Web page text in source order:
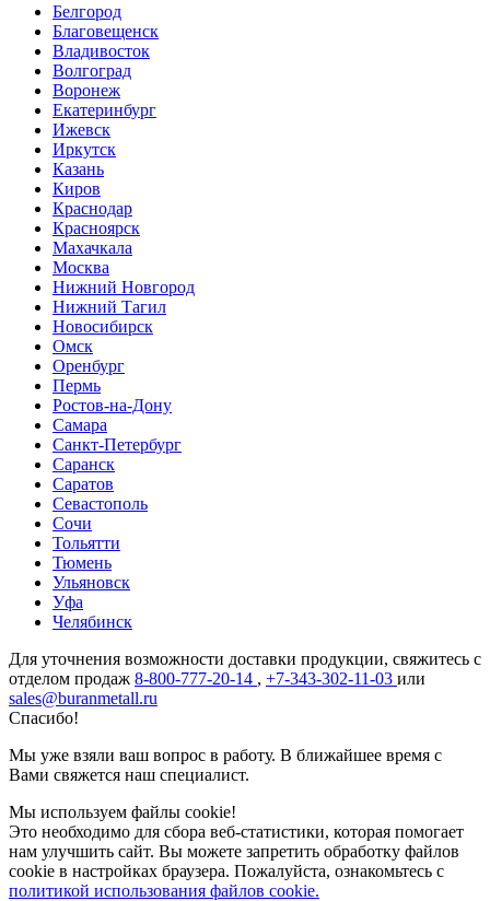
Белгород
Благовещенск
Владивосток
Волгоград
Воронеж
Екатеринбург
Ижевск
Иркутск
Казань
Киров
Краснодар
Красноярск
Махачкала
Москва
Нижний Новгород
Нижний Тагил
Новосибирск
Омск
Оренбург
Пермь
Ростов-на-Дону
Самара
Санкт-Петербург
Саранск
Саратов
Севастополь
Сочи
Тольятти
Тюмень
Ульяновск
Уфа
Челябинск
Для уточнения возможности доставки продукции, свяжитесь с
отделом продаж 8-800-777-20-14 , +7-343-302-11-03 или
sales@buranmetall.ru
Спасибо!
Мы уже взяли ваш вопрос в работу. В ближайшее время с
Вами свяжется наш специалист.
Мы используем файлы cookie!
Это необходимо для сбора веб-статистики, которая помогает
нам улучшить сайт. Вы можете запретить обработку файлов
cookie в настройках браузера. Пожалуйста, ознакомьтесь с
политикой использования файлов cookie.